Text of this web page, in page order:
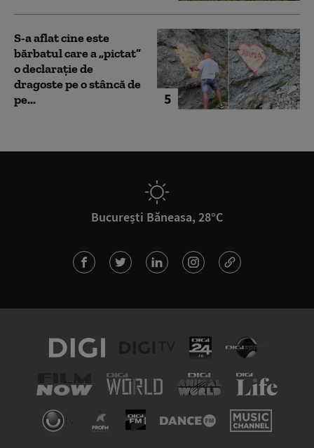
5
S-a aflat cine este
bărbatul care a „pictat”
o declarație de
dragoste pe o stâncă de
pe...
București Băneasa, 28°C